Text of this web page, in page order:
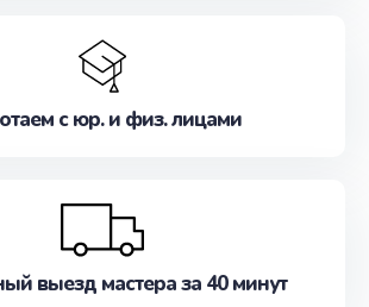
с юр. и физ. лицами
выезд мастера за 40 минут